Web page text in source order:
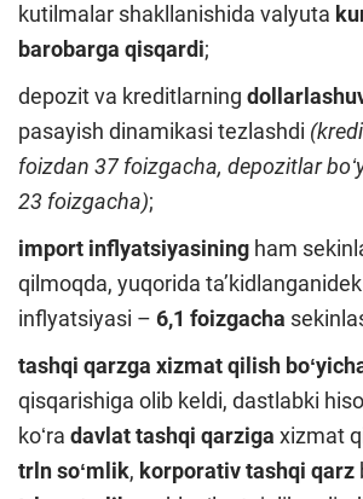
kutilmalar shakllanishida valyuta
barobarga qisqardi;
depozit va kreditlarning
pasayish dinamikasi tezlashdi
foizdan 37 foizgacha, depozitlar
23 foizgacha);
import inflyatsiyasining ham
qilmoqda, yuqorida
inflyatsiyasi – 6,1 foizgacha
tashqi qarzga xizmat qilish
qisqarishiga olib keldi, dastlabki
koʻra davlat tashqi qarziga xizmat
trln soʻmlik, korporativ tashqi qarz